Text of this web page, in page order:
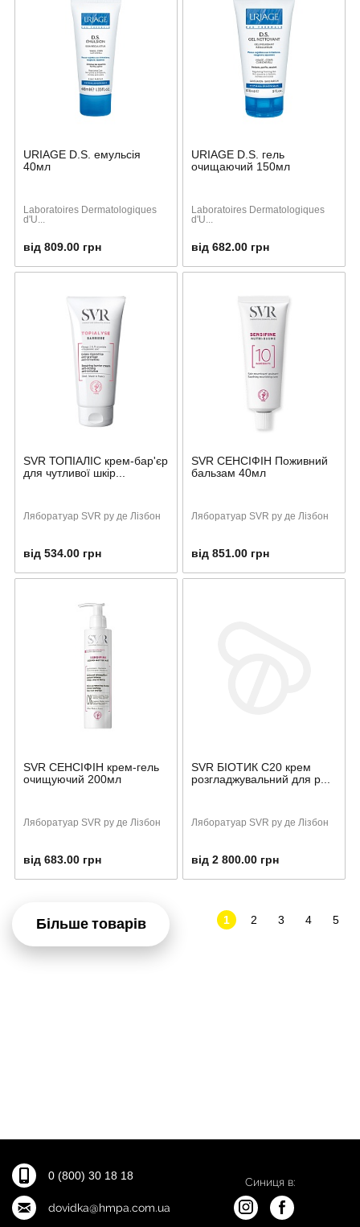
URIAGE D.S. емульсія
40мл
Laboratoires Dermatologiques
d'U...
від 809.00 грн
URIAGE D.S. гель
очищаючий 150мл
Laboratoires Dermatologiques
d'U...
від 682.00 грн
SVR ТОПІАЛІС крем-бар'єр
для чутливої шкір...
Ляборатуар SVR ру де Лізбон
від 534.00 грн
SVR СЕНСІФІН Поживний
бальзам 40мл
Ляборатуар SVR ру де Лізбон
від 851.00 грн
SVR СЕНСІФІН крем-гель
очищуючий 200мл
Ляборатуар SVR ру де Лізбон
від 683.00 грн
SVR БІОТИК С20 крем
розгладжувальний для р...
Ляборатуар SVR ру де Лізбон
від 2 800.00 грн
Більше товарів 1 2 3 4 5
0 (800) 30 18 18
dovidka@hmpa.com.ua
Синиця в: